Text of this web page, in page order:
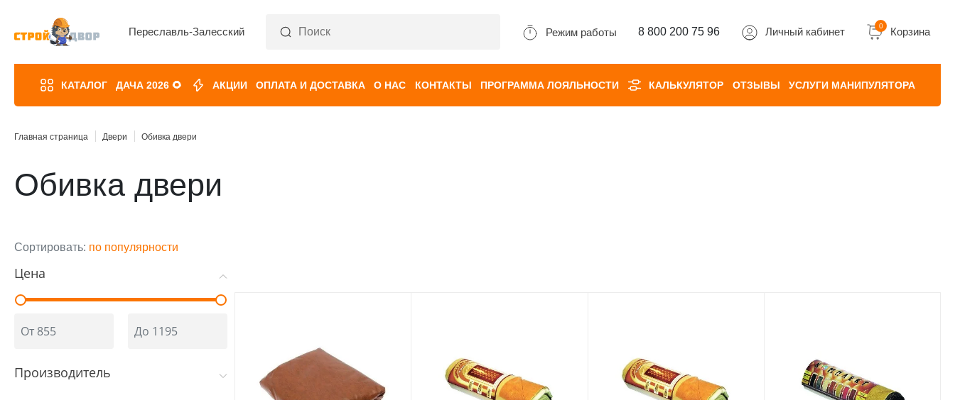
Переславль-Залесский Режим работы 8 800 200 75 96 Личный кабинет 0 Корзина
КАТАЛОГ ДАЧА 2026 🌻 АКЦИИ ОПЛАТА И ДОСТАВКА О НАС КОНТАКТЫ ПРОГРАММА ЛОЯЛЬНОСТИ КАЛЬКУЛЯТОР ОТЗЫВЫ УСЛУГИ МАНИПУЛЯТОРА
Главная страница Двери Обивка двери
Обивка двери
Сортировать: по популярности
Цена
Производитель